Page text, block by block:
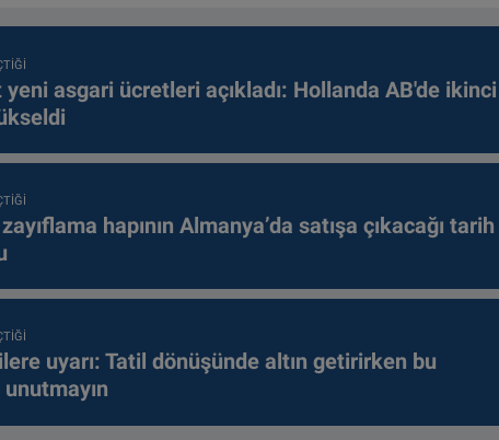
yeni asgari ücretleri açıkladı: Hollanda AB'de ikinci
hapının Almanya’da satışa çıkacağı tarih
uyarı: Tatil dönüşünde altın getirirken bu